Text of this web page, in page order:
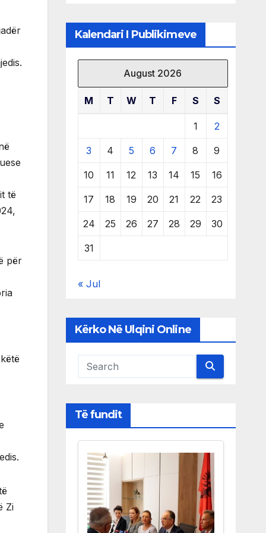
të
për
Zi
Kalendari I Publikimeve
August 2026
M T W T F S S
1 2
3 4 5 6 7 8 9
10 11 12 13 14 15 16
17 18 19 20 21 22 23
24 25 26 27 28 29 30
31
« Jul
Kërko Në Ulqini Online
Të fundit